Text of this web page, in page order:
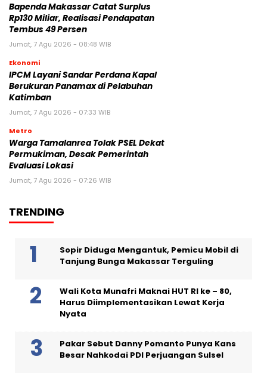
Bapenda Makassar Catat Surplus
Rp130 Miliar, Realisasi Pendapatan
Tembus 49 Persen
Jumat, 7 Agu 2026 - 08:48 WIB
Ekonomi
IPCM Layani Sandar Perdana Kapal
Berukuran Panamax di Pelabuhan
Katimban
Jumat, 7 Agu 2026 - 07:33 WIB
Metro
Warga Tamalanrea Tolak PSEL Dekat
Permukiman, Desak Pemerintah
Evaluasi Lokasi
Jumat, 7 Agu 2026 - 07:26 WIB
TRENDING
Sopir Diduga Mengantuk, Pemicu Mobil di
Tanjung Bunga Makassar Terguling
Wali Kota Munafri Maknai HUT RI ke – 80,
Harus Diimplementasikan Lewat Kerja
Nyata
Pakar Sebut Danny Pomanto Punya Kans
Besar Nahkodai PDI Perjuangan Sulsel